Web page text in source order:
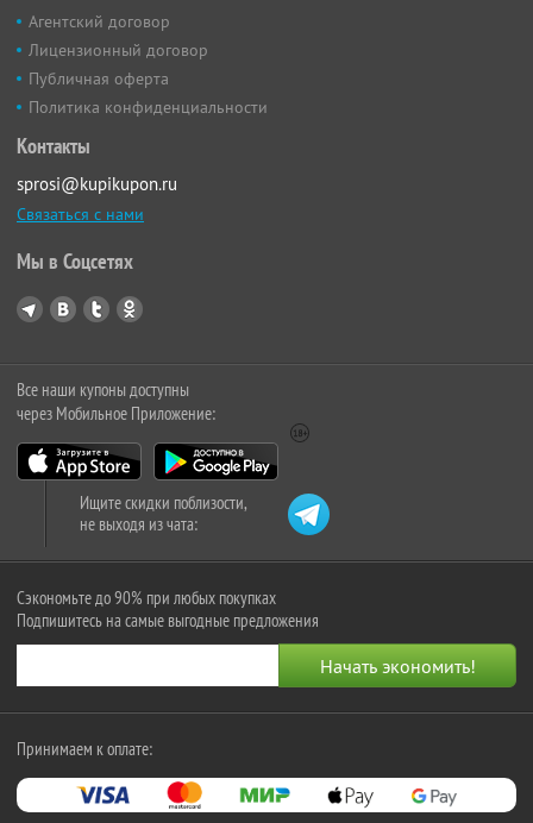
Агентский договор
Лицензионный договор
Публичная оферта
Политика конфиденциальности
Контакты
sprosi@kupikupon.ru
Связаться с нами
Мы в Соцсетях
Все наши купоны доступны
через Мобильное Приложение:
Ищите скидки поблизости,
не выходя из чата:
Сэкономьте до 90% при любых покупках
Подпишитесь на самые выгодные предложения
Принимаем к оплате: